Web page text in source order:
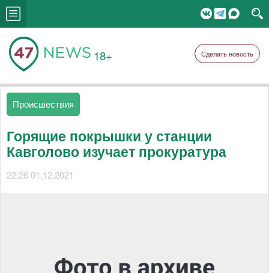
18+ Сделать новость
Происшествия
Горящие покрышки у станции
Кавголово изучает прокуратура
22:26 01.12.2021